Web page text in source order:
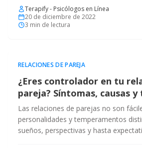
Terapify - Psicólogos en Línea
20 de diciembre de 2022
3 min de lectura
RELACIONES DE PAREJA
¿Eres controlador en tu
pareja? Síntomas, causas
Las relaciones de parejas no son
personalidades y temperamentos
sueños, perspectivas y hasta